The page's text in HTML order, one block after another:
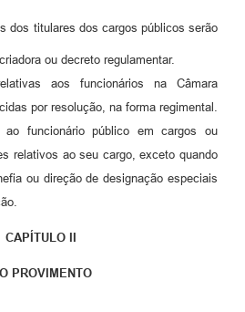
dos titulares dos cargos públicos serão
ou decreto regulamentar.
aos funcionários na Câmara
por resolução, na forma regimental.
funcionário público em cargos ou
relativos ao seu cargo, exceto quando
ou direção de designação especiais
CAPÍTULO II
PROVIMENTO